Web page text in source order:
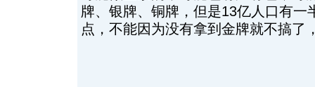
牌、银牌、铜牌，但是13亿人口有一
点，不能因为没有拿到金牌就不搞了